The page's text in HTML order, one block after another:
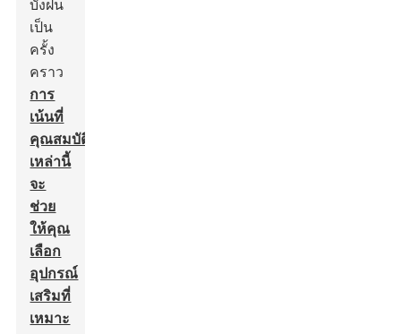
บังฝน
เป็น
ครั้ง
คราว
การ
เน้นที่
คุณสมบัติ
เหล่านี้
จะ
ช่วย
ให้คุณ
เลือก
อุปกรณ์
เสริมที่
เหมาะ